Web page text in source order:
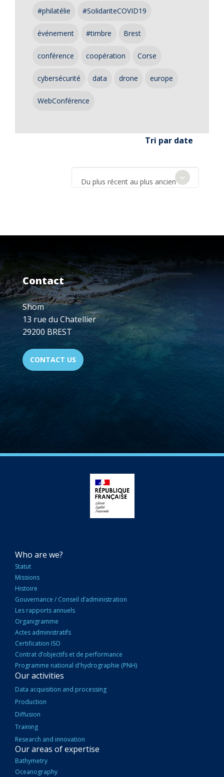
#philatélie #SolidariteCOVID19
événement #timbre Brest
conférence coopération Corse
cybersécurité data drone europe
WebConférence
Tri par date
Du plus récent au plus ancien
Contact
Shom
13 rue du Chatellier
29200 BREST
CONTACT US
NAVIGATION
PRINCIPALE
Who are we?
Statut
Missions
Histoire
Gouvernance / Conseil d’administration
Les rapports annuels
Organigramme
Actes administratifs
Certification ISO
Contrat d’objectifs et de performance
Programme national d'hydrographie (PNH)
Our activities
Data acquisition and processing
Production
Diffusion
Training
Research and innovation
Our areas of expertise
Bathymetry
Oceanography